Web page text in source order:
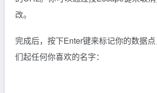
改。
完成后，按下Enter键来标记你的数据
们起任何你喜欢的名字：